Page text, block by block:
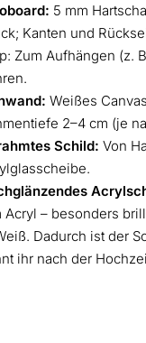
5 mm
Kanten und
Zum Aufhängen (z.
Weißes
2–4 cm (je
Schild: Von
Acryl – besonders
Dadurch ist der
ihr nach der